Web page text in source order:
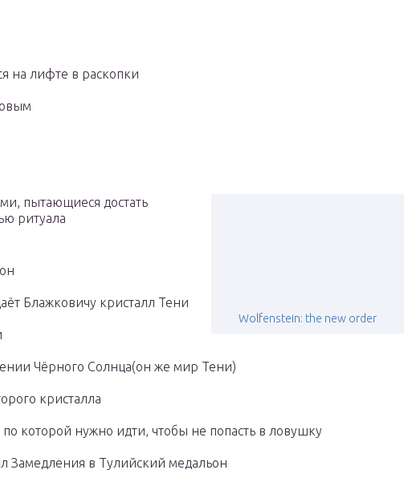
на лифте в раскопки
Wolfenstein: the new order
пытающиеся достать
ритуала
Блажковичу кристалл Тени
Чёрного Солнца(он же мир Тени)
кристалла
которой нужно идти, чтобы не попасть в ловушку
Замедления в Тулийский медальон